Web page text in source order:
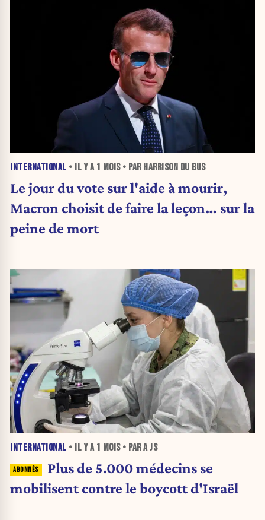
INTERNATIONAL • IL Y A 1 MOIS• PAR HARRISON DU BUS
Le jour du vote sur l'aide à mourir,
Macron choisit de faire la leçon… sur la
peine de mort
INTERNATIONAL • IL Y A 1 MOIS• PAR A JS
Plus de 5.000 médecins se
mobilisent contre le boycott d'Israël